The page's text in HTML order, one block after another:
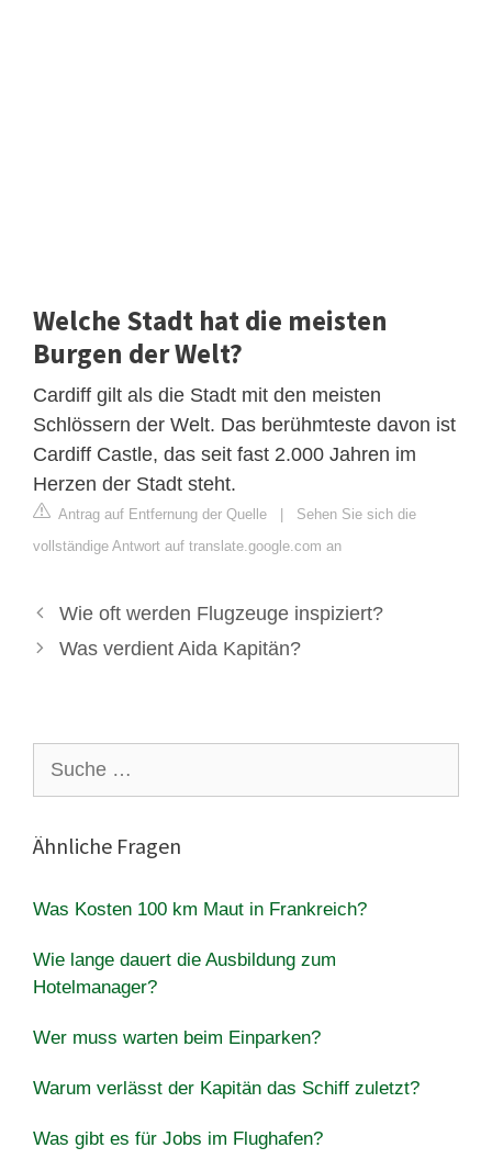
Welche Stadt hat die meisten
Burgen der Welt?
Cardiff gilt als die Stadt mit den meisten
Schlössern der Welt. Das berühmteste davon ist
Cardiff Castle, das seit fast 2.000 Jahren im
Herzen der Stadt steht.
Antrag auf Entfernung der Quelle | Sehen Sie sich die
vollständige Antwort auf translate.google.com an
Wie oft werden Flugzeuge inspiziert?
Was verdient Aida Kapitän?
nach:
Ähnliche Fragen
Was Kosten 100 km Maut in Frankreich?
Wie lange dauert die Ausbildung zum
Hotelmanager?
Wer muss warten beim Einparken?
Warum verlässt der Kapitän das Schiff zuletzt?
Was gibt es für Jobs im Flughafen?